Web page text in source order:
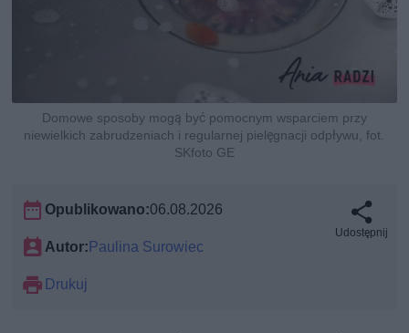
Domowe sposoby mogą być pomocnym wsparciem przy
niewielkich zabrudzeniach i regularnej pielęgnacji odpływu, fot.
SKfoto GE
Opublikowano:06.08.2026
Autor:Paulina Surowiec
Drukuj
Udostępnij